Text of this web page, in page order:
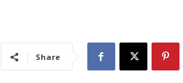
Share